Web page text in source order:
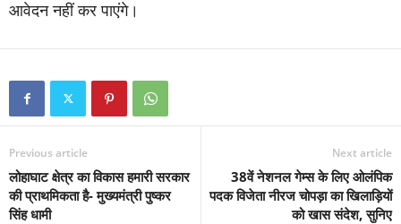
आवेदन नहीं कर पाएंगे।
Previous article
लोहाघाट क्षेत्र का विकास हमारी सरकार
की प्राथमिकता है- मुख्यमंत्री पुष्कर
सिंह धामी
Next article
38वें नेशनल गेम्स के लिए ओलंपिक
पदक विजेता नीरज चोपड़ा का खिलाड़ियों
को खास संदेश, सुनिए